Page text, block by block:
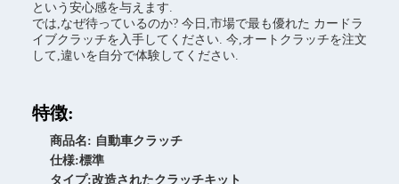
という安心感を与えます.
では,なぜ待っているのか? 今日,市場で最も優れた カードラ
イブクラッチを入手してください. 今,オートクラッチを注文
して,違いを自分で体験してください.
特徴:
商品名: 自動車クラッチ
仕様:標準
タイプ:改造されたクラッチキット